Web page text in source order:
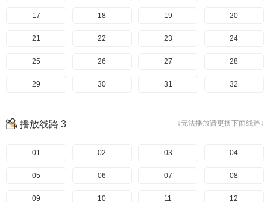
17 18 19 20
21 22 23 24
25 26 27 28
29 30 31 32
37
41 42 43 44
45 46 47 48
49 50 51 52
↓无法播放请更换下面线路↓
播放线路 3
01 02 03 04
05 06 07 08
09 10 11 12